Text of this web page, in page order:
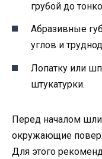
грубой до
Абразивные
углов и
Лопатку или
штукатурки.
Перед началом
окружающие
Для этого